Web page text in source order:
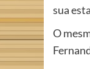
sua
O